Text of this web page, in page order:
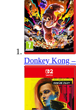
Donkey Kong